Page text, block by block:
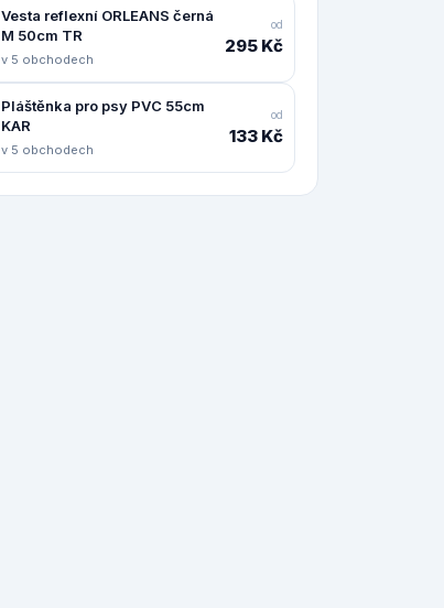
Vesta reflexní ORLEANS černá
M 50cm TR
v 5 obchodech
od
295 Kč
Pláštěnka pro psy PVC 55cm
KAR
v 5 obchodech
od
133 Kč